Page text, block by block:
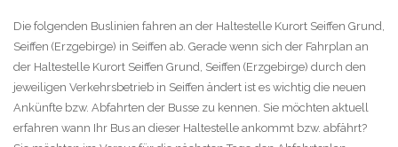
Die folgenden Buslinien fahren an der Haltestelle Kurort Seiffen Grund,
Seiffen (Erzgebirge) in Seiffen ab. Gerade wenn sich der Fahrplan an
der Haltestelle Kurort Seiffen Grund, Seiffen (Erzgebirge) durch den
jeweiligen Verkehrsbetrieb in Seiffen ändert ist es wichtig die neuen
Ankünfte bzw. Abfahrten der Busse zu kennen. Sie möchten aktuell
erfahren wann Ihr Bus an dieser Haltestelle ankommt bzw. abfährt?